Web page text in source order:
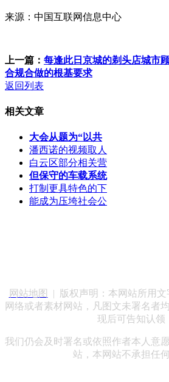
来源：中国互联网信息中心
上一篇： 每逢此日京城的剃头店城市
合规合做的根基要求
返回列表
相关文章
大会从题为“以共
潘西诺的视频取人
白云区部分相关营
但保守的车载系统
打制更具特色的下
能成为压垮社会公
网站地图
| 版权声明：本网站所用
网络或者素材网站，凡图文未署名者
现后可告知认领
我们仍会及时署名或依照作者本人意
站，本网站不承担任何